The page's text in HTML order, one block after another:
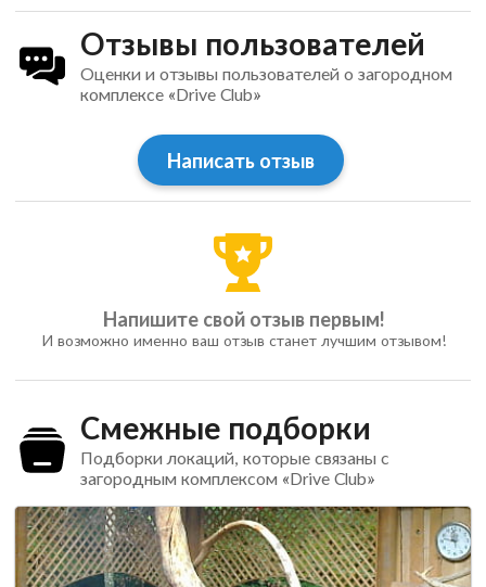
Отзывы пользователей
Оценки и отзывы пользователей о загородном
комплексе «Drive Club»
Написать отзыв
Напишите свой отзыв первым!
И возможно именно ваш отзыв станет лучшим отзывом!
Смежные подборки
Подборки локаций, которые связаны с
загородным комплексом «Drive Club»